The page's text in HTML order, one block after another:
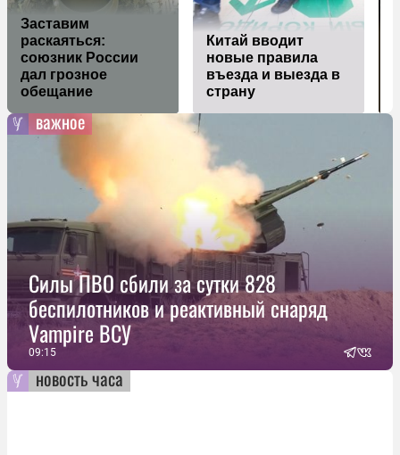
Заставим
раскаяться:
союзник России
дал грозное
обещание
Китай вводит
новые правила
въезда и выезда в
страну
важное
Силы ПВО сбили за сутки 828
беспилотников и реактивный снаряд
Vampire ВСУ
09:15
новость часа